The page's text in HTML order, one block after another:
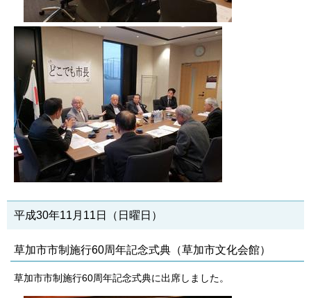
平成30年11月11日（日曜日）
草加市市制施行60周年記念式典（草加市文化会館）
草加市市制施行60周年記念式典に出席しました。